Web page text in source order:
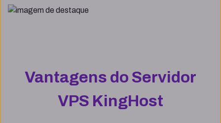
Vantagens do Servidor
VPS KingHost